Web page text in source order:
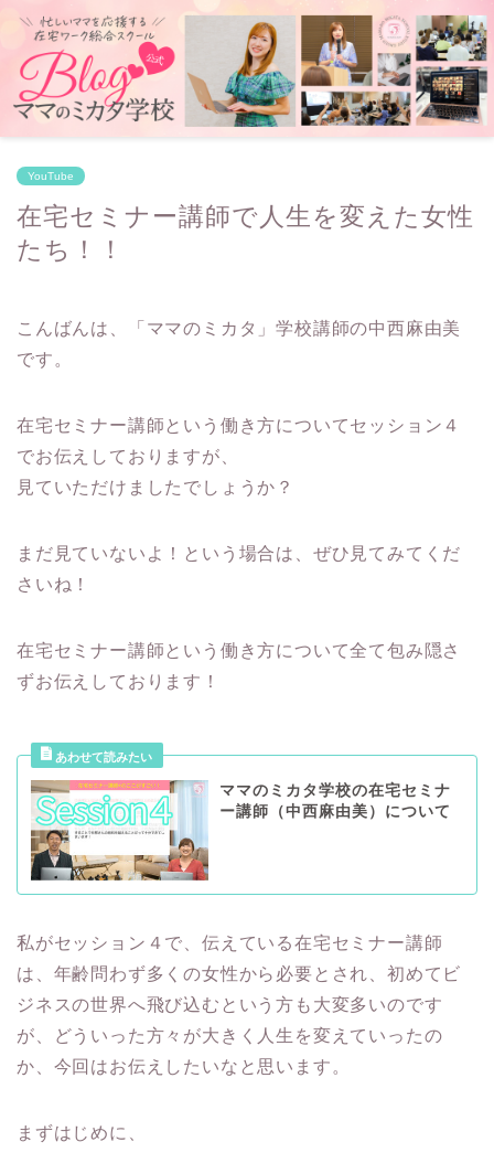
YouTube
在宅セミナー講師で人生を変えた女性
たち！！
こんばんは、「ママのミカタ」学校講師の中西麻由美
です。
在宅セミナー講師という働き方についてセッション４
でお伝えしておりますが、
見ていただけましたでしょうか？
まだ見ていないよ！という場合は、ぜひ見てみてくだ
さいね！
在宅セミナー講師という働き方について全て包み隠さ
ずお伝えしております！
ママのミカタ学校の在宅セミナ
ー講師（中西麻由美）について
私がセッション４で、伝えている在宅セミナー講師
は、年齢問わず多くの女性から必要とされ、初めてビ
ジネスの世界へ飛び込むという方も大変多いのです
が、どういった方々が大きく人生を変えていったの
か、今回はお伝えしたいなと思います。
まずはじめに、